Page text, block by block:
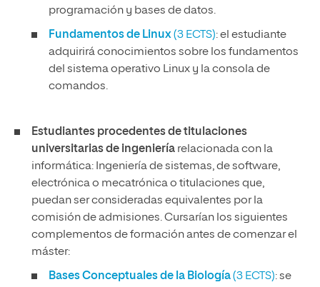
programación y bases de datos.
Fundamentos de Linux(3 ECTS): el estudiante
adquirirá conocimientos sobre los fundamentos
del sistema operativo Linux y la consola de
comandos.
Estudiantes procedentes de titulaciones
universitarias de ingeniería relacionada con la
informática: Ingeniería de sistemas, de software,
electrónica o mecatrónica o titulaciones que,
puedan ser consideradas equivalentes por la
comisión de admisiones. Cursarían los siguientes
complementos de formación antes de comenzar el
máster:
Bases Conceptuales de la Biología(3 ECTS): se